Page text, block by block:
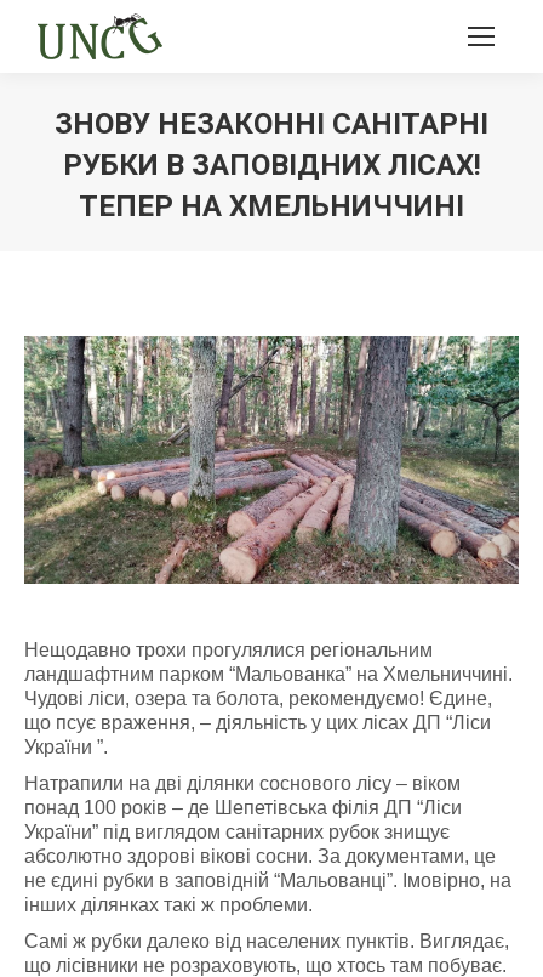
ЗНОВУ НЕЗАКОННІ САНІТАРНІ
РУБКИ В ЗАПОВІДНИХ ЛІСАХ!
ТЕПЕР НА ХМЕЛЬНИЧЧИНІ
Нещодавно трохи прогулялися регіональним
ландшафтним парком “Мальованка” на Хмельниччині.
Чудові ліси, озера та болота, рекомендуємо! Єдине,
що псує враження, – діяльність у цих лісах ДП “Ліси
України ”.
Натрапили на дві ділянки соснового лісу – віком
понад 100 років – де Шепетівська філія ДП “Ліси
України” під виглядом санітарних рубок знищує
абсолютно здорові вікові сосни. За документами, це
не єдині рубки в заповідній “Мальованці”. Імовірно, на
інших ділянках такі ж проблеми.
Самі ж рубки далеко від населених пунктів. Виглядає,
що лісівники не розраховують, що хтось там побуває.